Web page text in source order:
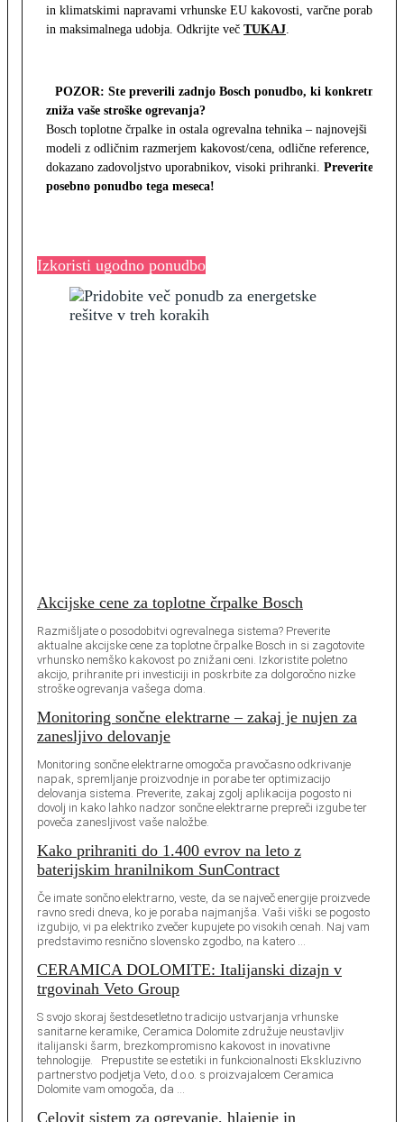
in klimatskimi napravami vrhunske EU kakovosti, varčne porabe
in maksimalnega udobja. Odkrijte več TUKAJ.
POZOR: Ste preverili zadnjo Bosch ponudbo, ki konkretno
zniža vaše stroške ogrevanja?
Bosch toplotne črpalke in ostala ogrevalna tehnika – najnovejši
modeli z odličnim razmerjem kakovost/cena, odlične reference,
dokazano zadovoljstvo uporabnikov, visoki prihranki. Preverite
posebno ponudbo tega meseca!
Izkoristi ugodno ponudbo
Akcijske cene za toplotne črpalke Bosch
Razmišljate o posodobitvi ogrevalnega sistema? Preverite
aktualne akcijske cene za toplotne črpalke Bosch in si zagotovite
vrhunsko nemško kakovost po znižani ceni. Izkoristite poletno
akcijo, prihranite pri investiciji in poskrbite za dolgoročno nizke
stroške ogrevanja vašega doma.
Monitoring sončne elektrarne – zakaj je nujen za
zanesljivo delovanje
Monitoring sončne elektrarne omogoča pravočasno odkrivanje
napak, spremljanje proizvodnje in porabe ter optimizacijo
delovanja sistema. Preverite, zakaj zgolj aplikacija pogosto ni
dovolj in kako lahko nadzor sončne elektrarne prepreči izgube ter
poveča zanesljivost vaše naložbe.
Kako prihraniti do 1.400 evrov na leto z
baterijskim hranilnikom SunContract
Če imate sončno elektrarno, veste, da se največ energije proizvede
ravno sredi dneva, ko je poraba najmanjša. Vaši viški se pogosto
izgubijo, vi pa elektriko zvečer kupujete po visokih cenah. Naj vam
predstavimo resnično slovensko zgodbo, na katero …
CERAMICA DOLOMITE: Italijanski dizajn v
trgovinah Veto Group
S svojo skoraj šestdesetletno tradicijo ustvarjanja vrhunske
sanitarne keramike, Ceramica Dolomite združuje neustavljiv
italijanski šarm, brezkompromisno kakovost in inovativne
tehnologije. Prepustite se estetiki in funkcionalnosti Ekskluzivno
partnerstvo podjetja Veto, d.o.o. s proizvajalcem Ceramica
Dolomite vam omogoča, da …
Celovit sistem za ogrevanje, hlajenje in